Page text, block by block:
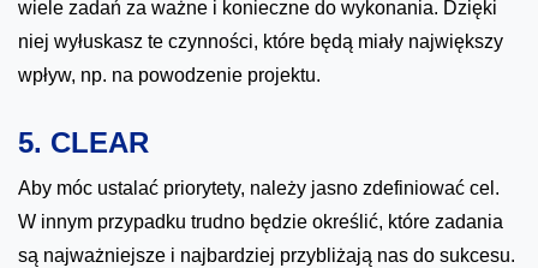
wiele zadań za ważne i konieczne do wykonania. Dzięki
niej wyłuskasz te czynności, które będą miały największy
wpływ, np. na powodzenie projektu.
5. CLEAR
Aby móc ustalać priorytety, należy jasno zdefiniować cel.
W innym przypadku trudno będzie określić, które zadania
są najważniejsze i najbardziej przybliżają nas do sukcesu.